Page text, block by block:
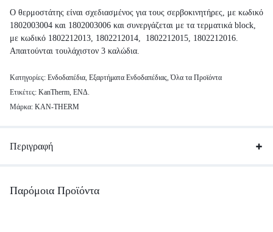
Ο θερμοστάτης είναι σχεδιασμένος για τους σερβοκινητήρες, με κωδικό
1802003004 και 1802003006 και συνεργάζεται με τα τερματικά block,
με κωδικό 1802212013, 1802212014, 1802212015, 1802212016.
Απαιτούνται τουλάχιστον 3 καλώδια.
Κατηγορίες: Ενδοδαπέδια, Εξαρτήματα Ενδοδαπέδιας,Όλα τα Προϊόντα
Ετικέτες: KanTherm, ΕΝΔ.
Μάρκα: KAN-THERM
Περιγραφή
Παρόμοια Προϊόντα